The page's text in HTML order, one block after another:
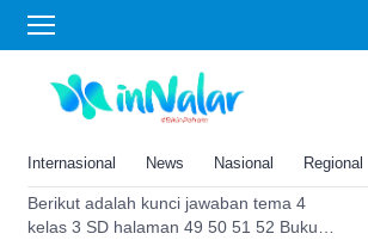
Internasional News Nasional Regional
tema 4
Kunci Jawaban Tema 4 Kelas 3
SD Halaman 49 50 51 52 Buku
Pembelajaran 1
Berikut adalah kunci jawaban tema 4
kelas 3 SD halaman 49 50 51 52 Buku